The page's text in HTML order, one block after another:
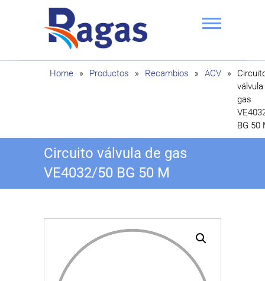
Ragas
Home » Productos » Recambios » ACV »
gas
BG 50
Circuito válvula de gas
VE4032/50 BG 50 M